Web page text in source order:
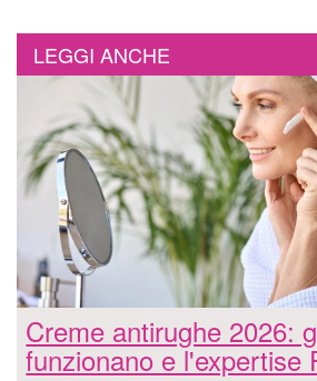
LEGGI ANCHE
Creme antirughe 2026:
funzionano e l'expertise